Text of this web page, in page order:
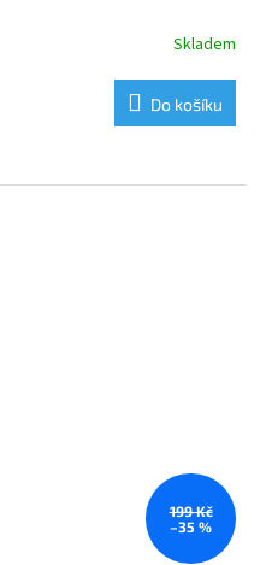
Skladem
Do košíku
199 Kč
–35 %